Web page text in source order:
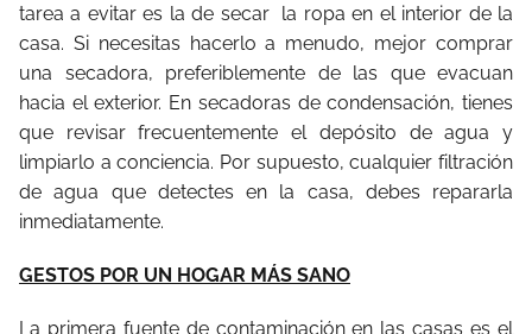
tarea a evitar es la de secar la ropa en el interior de la
casa. Si necesitas hacerlo a menudo, mejor comprar
una secadora, preferiblemente de las que evacuan
hacia el exterior. En secadoras de condensación, tienes
que revisar frecuentemente el depósito de agua y
limpiarlo a conciencia. Por supuesto, cualquier filtración
de agua que detectes en la casa, debes repararla
inmediatamente.
GESTOS POR UN HOGAR MÁS SANO
La primera fuente de contaminación en las casas es el